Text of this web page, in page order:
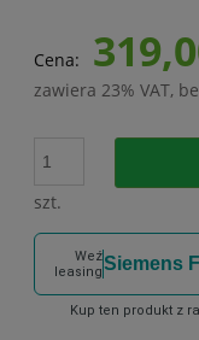
Cena:
zawiera 23% VAT,
szt.
Weź
leasingSiemens
Kup ten produkt z